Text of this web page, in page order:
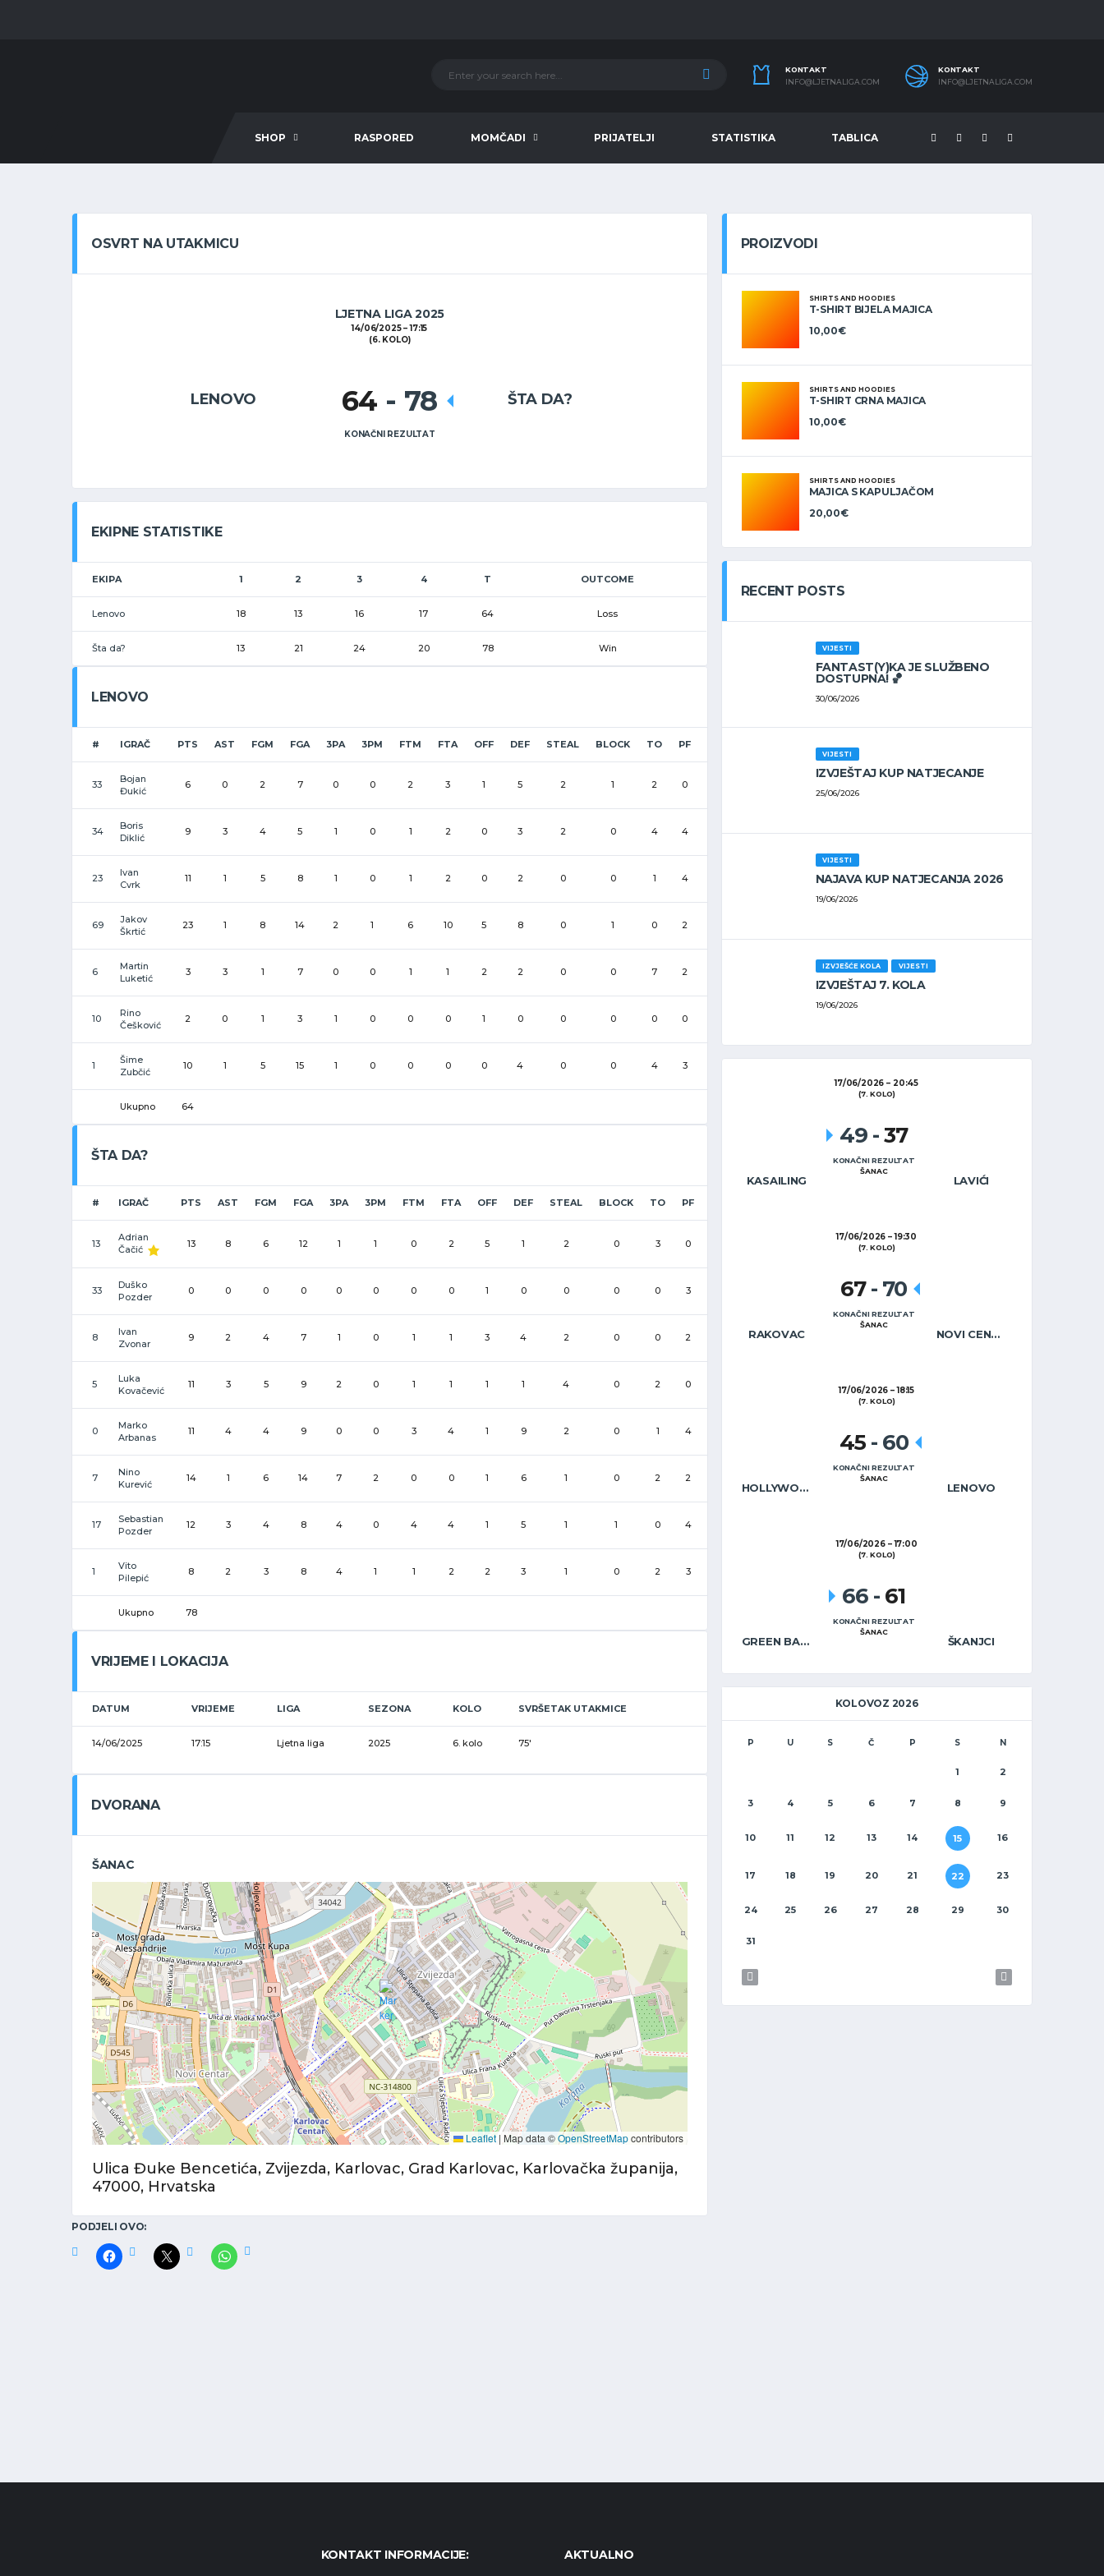
KONTAKT
INFO@LJETNALIGA.COM
KONTAKT
INFO@LJETNALIGA.COM
SHOP RASPORED MOMČADI PRIJATELJI STATISTIKA TABLICA
OSVRT NA UTAKMICU
LJETNA LIGA 2025
14/06/2025
17:15
(6. KOLO)
LENOVO ŠTA DA?
64 - 78
KONAČNI REZULTAT
EKIPNE STATISTIKE
EKIPA 1 2 3 4 T OUTCOME
Lenovo 18 13 16 17 64 Loss
Šta da? 13 21 24 20 78 Win
LENOVO
# IGRAČ PTS AST FGM FGA 3PA 3PM FTM FTA OFF DEF STEAL BLOCK TO PF
33
Bojan
Đukić
6 0 2 7 0 0 2 3 1 5 2 1 2 0
34
Boris
Diklić
9 3 4 5 1 0 1 2 0 3 2 0 4 4
23
Ivan
Cvrk
11 1 5 8 1 0 1 2 0 2 0 0 1 4
69
Jakov
Škrtić
23 1 8 14 2 1 6 10 5 8 0 1 0 2
6
Martin
Luketić
3 3 1 7 0 0 1 1 2 2 0 0 7 2
10
Rino
Češković
2 0 1 3 1 0 0 0 1 0 0 0 0 0
1
Šime
Zubčić
10 1 5 15 1 0 0 0 0 4 0 0 4 3
Ukupno 64
ŠTA DA?
# IGRAČ PTS AST FGM FGA 3PA 3PM FTM FTA OFF DEF STEAL BLOCK TO PF
13
Adrian
Čačić
13 8 6 12 1 1 0 2 5 1 2 0 3 0
33
Duško
Pozder
0 0 0 0 0 0 0 0 1 0 0 0 0 3
8
Ivan
Zvonar
9 2 4 7 1 0 1 1 3 4 2 0 0 2
5
Luka
Kovačević
11 3 5 9 2 0 1 1 1 1 4 0 2 0
0
Marko
Arbanas
11 4 4 9 0 0 3 4 1 9 2 0 1 4
7
Nino
Kurević
14 1 6 14 7 2 0 0 1 6 1 0 2 2
17
Sebastian
Pozder
12 3 4 8 4 0 4 4 1 5 1 1 0 4
1
Vito
Pilepić
8 2 3 8 4 1 1 2 2 3 1 0 2 3
Ukupno 78
VRIJEME I LOKACIJA
DATUM VRIJEME LIGA SEZONA KOLO SVRŠETAK UTAKMICE
14/06/2025 17:15 Ljetna liga 2025 6. kolo 75'
DVORANA
ŠANAC
Leaflet | Map data ©OpenStreetMapcontributors
Ulica Đuke Bencetića, Zvijezda, Karlovac, Grad Karlovac, Karlovačka županija,
47000, Hrvatska
PODJELI OVO:
PROIZVODI
SHIRTS AND HOODIES
T-SHIRT BIJELA MAJICA
10,00€
SHIRTS AND HOODIES
T-SHIRT CRNA MAJICA
10,00€
SHIRTS AND HOODIES
MAJICA S KAPULJAČOM
20,00€
RECENT POSTS
VIJESTI
FANTAST(Y)KA JE SLUŽBENO
DOSTUPNA! 🏀
30/06/2026
VIJESTI
IZVJEŠTAJ KUP NATJECANJE
25/06/2026
VIJESTI
NAJAVA KUP NATJECANJA 2026
19/06/2026
IZVJEŠĆE KOLA VIJESTI
IZVJEŠTAJ 7. KOLA
19/06/2026
17/06/2026 20:45
(7. KOLO)
KASAILING LAVIĆI
49 -37
KONAČNI REZULTAT
ŠANAC
17/06/2026 19:30
(7. KOLO)
RAKOVAC NOVI CENTAR
67- 70
KONAČNI REZULTAT
ŠANAC
17/06/2026 18:15
(7. KOLO)
HOLLYWOOD CAFÉ LENOVO
45 - 60
KONAČNI REZULTAT
ŠANAC
17/06/2026 17:00
(7. KOLO)
GREEN BAR WARRIORS ŠKANJCI
66 - 61
KONAČNI REZULTAT
ŠANAC
KOLOVOZ 2026
P U S Č P S N
1 2
3 4 5 6 7 8 9
10 11 12 13 14 15 16
17 18 19 20 21 22 23
24 25 26 27 28 29 30
31
KONTAKT INFORMACIJE: AKTUALNO